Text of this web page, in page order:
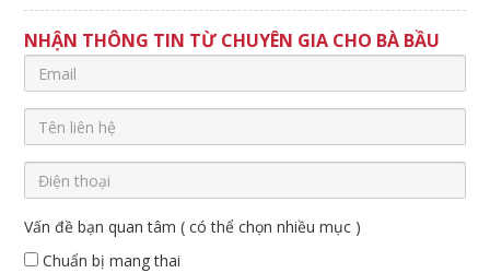
NHẬN THÔNG TIN TỪ CHUYÊN GIA CHO BÀ BẦU
Vấn đề bạn quan tâm ( có thể chọn nhiều mục )
Chuẩn bị mang thai